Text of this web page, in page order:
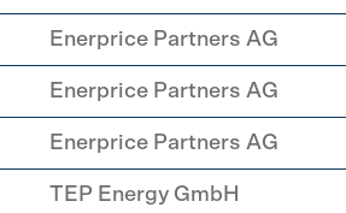
Enerprice Partners AG
Enerprice Partners AG
Enerprice Partners AG
TEP Energy GmbH